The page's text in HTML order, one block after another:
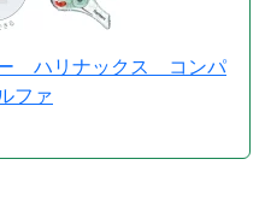
ハリナックス コンパ
ファ